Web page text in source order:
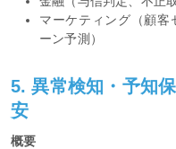
マーケティング（顧客
ーン予測）
5. 異常検知・予知
安
概要